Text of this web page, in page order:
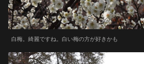
白梅。綺麗ですね。白い梅の方が好きかも